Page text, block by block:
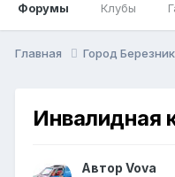
Форумы Клубы
Главная Город
Инвалидная
Автор Vova